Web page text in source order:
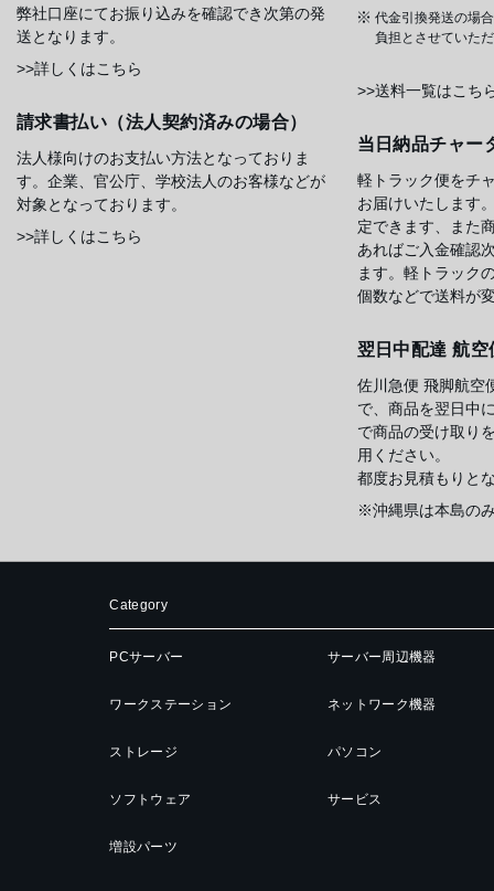
弊社口座にてお振り込みを確認でき次第の発
送となります。
>>詳しくはこちら
請求書払い（法人契約済みの場合）
法人様向けのお支払い方法となっておりま
す。企業、官公庁、学校法人のお客様などが
対象となっております。
>>詳しくはこちら
代金引換発送の場
負担とさせていた
>>送料一覧はこち
当日納品チャー
軽トラック便をチ
お届けいたします
定できます、また
あればご入金確認
ます。軽トラック
個数などで送料が
翌日中配達 航
佐川急便 飛脚航空
で、商品を翌日中
で商品の受け取り
用ください。
都度お見積もりと
※沖縄県は本島の
Category
PCサーバー
ワークステーション
ストレージ
ソフトウェア
増設パーツ
サーバー周辺機器
ネットワーク機器
パソコン
サービス